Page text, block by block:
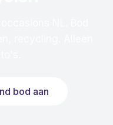
bod aan